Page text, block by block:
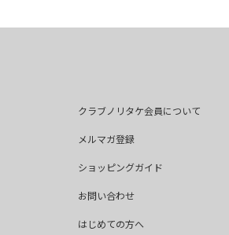
クラブノリタケ会員について
メルマガ登録
ショッピングガイド
お問い合わせ
はじめての方へ